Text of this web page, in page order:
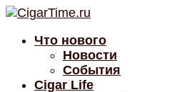
Что нового
Новости
События
Cigar Life